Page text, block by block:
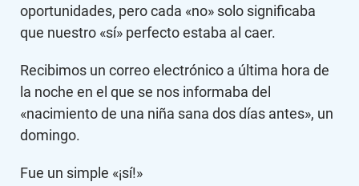
oportunidades, pero cada «no» solo significaba
que nuestro «sí» perfecto estaba al caer.
Recibimos un correo electrónico a última hora de
la noche en el que se nos informaba del
«nacimiento de una niña sana dos días antes», un
domingo.
Fue un simple «¡sí!»